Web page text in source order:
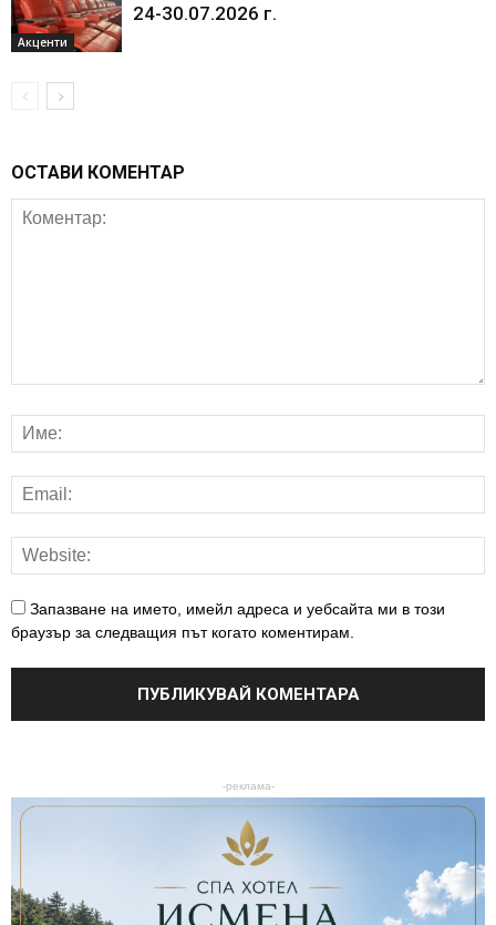
Акценти
24-30.07.2026 г.
ОСТАВИ КОМЕНТАР
Запазване на името, имейл адреса и уебсайта ми в този
браузър за следващия път когато коментирам.
-реклама-